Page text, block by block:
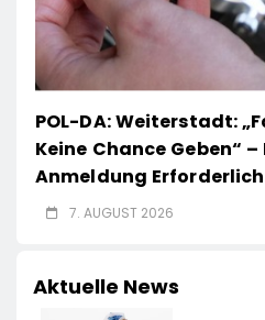
POL-DA: Weiterstadt:
Keine Chance Geben“
Anmeldung Erforderlich
7. AUGUST 2026
Aktuelle News